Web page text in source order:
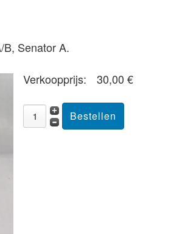
Senator A.
Verkoopprijs:
30,00 €